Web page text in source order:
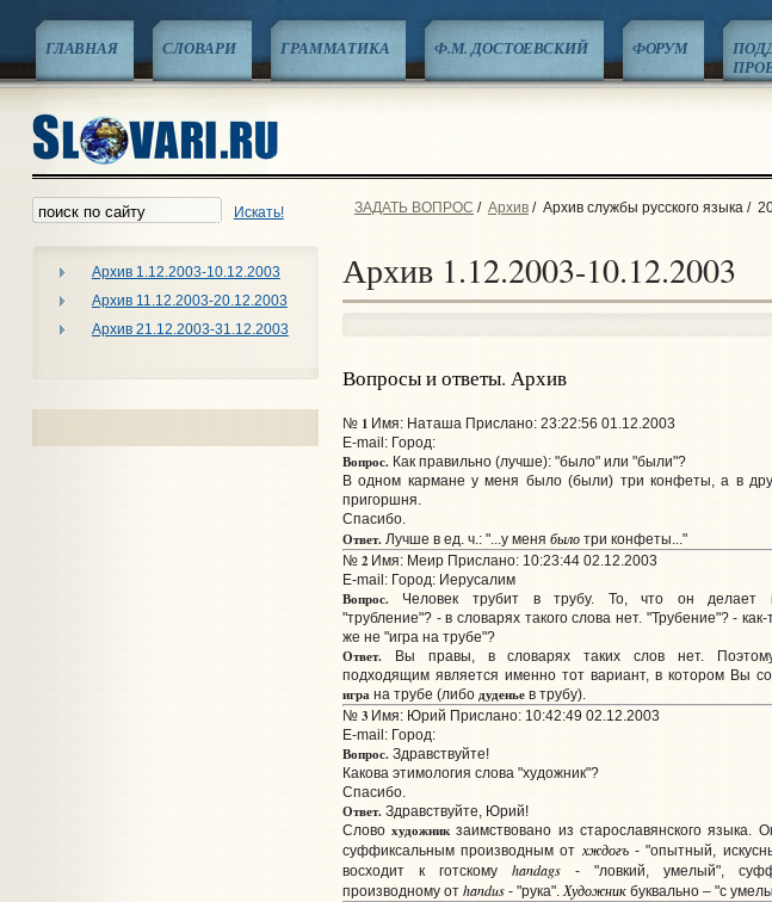
ГЛАВНАЯ СЛОВАРИ ГРАММАТИКА Ф.М. ДОСТОЕВСКИЙ ФОРУМ
Искать!
Архив 1.12.2003-10.12.2003
Архив 11.12.2003-20.12.2003
Архив 21.12.2003-31.12.2003
ЗАДАТЬ ВОПРОС / Архив/ Архив службы русского языка/
Архив 1.12.2003-10.12.2003
Вопросы и ответы. Архив
№ 1Имя: Наташа Прислано: 23:22:56 01.12.2003
E-mail: Город:
Вопрос.Как правильно (лучше): "было" или "были"?
В одном кармане у меня было (были) три конфеты, а в
пригоршня.
Спасибо.
Ответ.Лучше в ед. ч.: "...у меня былотри конфеты..."
№ 2Имя: Меир Прислано: 10:23:44 02.12.2003
E-mail: Город: Иерусалим
Вопрос.Человек трубит в трубу. То, что он делает
"трубление"? - в словарях такого слова нет. "Трубение"? -
же не "игра на трубе"?
Ответ.Вы правы, в словарях таких слов нет.
подходящим является именно тот вариант, в котором Вы
играна трубе (либо дуденьев трубу).
№ 3Имя: Юрий Прислано: 10:42:49 02.12.2003
E-mail: Город:
Вопрос.Здравствуйте!
Какова этимология слова "художник"?
Спасибо.
Ответ.Здравствуйте, Юрий!
Словохудожникзаимствовано из старославянского языка.
суффиксальным производным от хждогъ- "опытный,
восходит к готскому handags- "ловкий, умелый",
производному от handus- "рука".Художникбуквально – "с